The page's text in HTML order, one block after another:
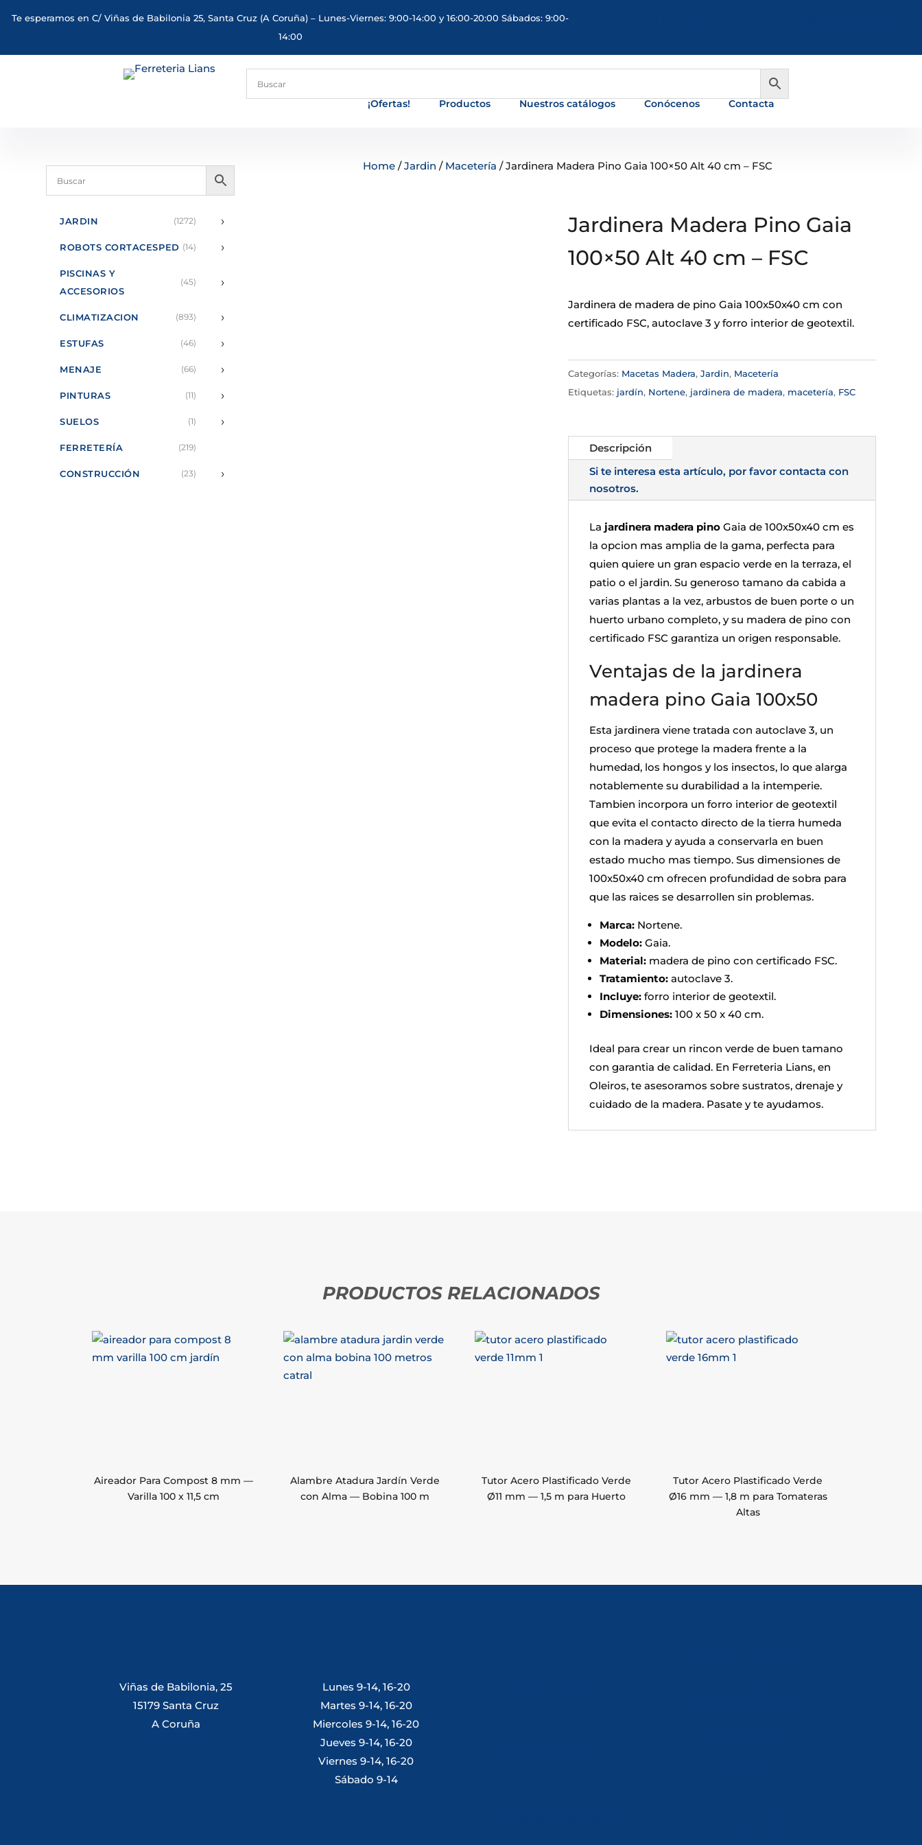
Te esperamos en C/ Viñas de Babilonia 25, Santa Cruz (A Coruña) – Lunes-Viernes: 9:00-14:00 y 16:00-20:00 Sábados: 9:00-
14:00
¡Ofertas! Productos Nuestros catálogos Conócenos Contacta
JARDIN (1272) ›
ROBOTS CORTACESPED (14) ›
PISCINAS Y
ACCESORIOS
(45) ›
CLIMATIZACION (893) ›
ESTUFAS (46) ›
MENAJE (66) ›
PINTURAS (11) ›
SUELOS (1) ›
FERRETERÍA (219)
CONSTRUCCIÓN (23) ›
Home /Jardin / Macetería / Jardinera Madera Pino Gaia 100×50 Alt 40 cm – FSC
Jardinera Madera Pino Gaia
100×50 Alt 40 cm – FSC
Jardinera de madera de pino Gaia 100x50x40 cm con
certificado FSC, autoclave 3 y forro interior de geotextil.
Categorías: Macetas Madera, Jardin, Macetería
Etiquetas: jardín, Nortene, jardinera de madera, macetería, FSC
Descripción
Si te interesa esta artículo, por favor contacta con
nosotros.
La jardinera madera pinoGaia de 100x50x40 cm es
la opcion mas amplia de la gama, perfecta para
quien quiere un gran espacio verde en la terraza, el
patio o el jardin. Su generoso tamano da cabida a
varias plantas a la vez, arbustos de buen porte o un
huerto urbano completo, y su madera de pino con
certificado FSC garantiza un origen responsable.
Ventajas de la jardinera
madera pino Gaia 100x50
Esta jardinera viene tratada con autoclave 3, un
proceso que protege la madera frente a la
humedad, los hongos y los insectos, lo que alarga
notablemente su durabilidad a la intemperie.
Tambien incorpora un forro interior de geotextil
que evita el contacto directo de la tierra humeda
con la madera y ayuda a conservarla en buen
estado mucho mas tiempo. Sus dimensiones de
100x50x40 cm ofrecen profundidad de sobra para
que las raices se desarrollen sin problemas.
Marca:Nortene.
Modelo:Gaia.
Material:madera de pino con certificado FSC.
Tratamiento:autoclave 3.
Incluye:forro interior de geotextil.
Dimensiones:100 x 50 x 40 cm.
Ideal para crear un rincon verde de buen tamano
con garantia de calidad. En Ferreteria Lians, en
Oleiros, te asesoramos sobre sustratos, drenaje y
cuidado de la madera. Pasate y te ayudamos.
PRODUCTOS RELACIONADOS
Aireador Para Compost 8 mm —
Varilla 100 x 11,5 cm
Alambre Atadura Jardín Verde
con Alma — Bobina 100 m
Tutor Acero Plastificado Verde
Ø11 mm — 1,5 m para Huerto
Tutor Acero Plastificado Verde
Ø16 mm — 1,8 m para Tomateras
Altas
Viñas de Babilonia, 25
15179 Santa Cruz
A Coruña
Lunes 9-14, 16-20
Martes 9-14, 16-20
Miercoles 9-14, 16-20
Jueves 9-14, 16-20
Viernes 9-14, 16-20
Sábado 9-14